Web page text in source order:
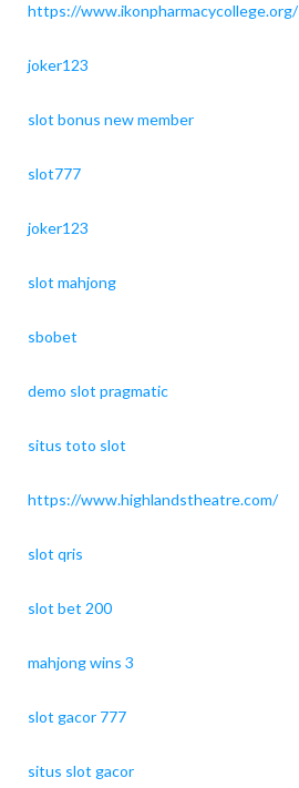
https://www.ikonpharmacycollege.org/
joker123
slot bonus new member
slot777
joker123
slot mahjong
sbobet
demo slot pragmatic
situs toto slot
https://www.highlandstheatre.com/
slot qris
slot bet 200
mahjong wins 3
slot gacor 777
situs slot gacor